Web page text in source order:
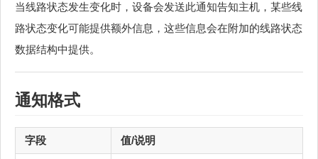
当线路状态发生变化时，设备会发送此通知告知主机，某些线
路状态变化可能提供额外信息，这些信息会在附加的线路状态
数据结构中提供。
通知格式
字段 值/说明